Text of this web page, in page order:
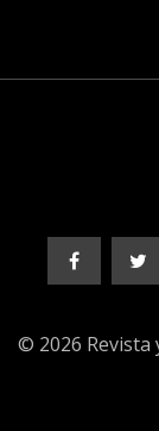
© 2026 Revista